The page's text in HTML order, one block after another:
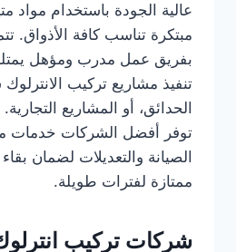
عالية الجودة باستخدام مواد
مبتكرة تناسب كافة الأذواق.
بفريق عمل مدرب ومؤهل
تنفيذ مشاريع تركيب الانترلوك
الحدائق، أو المشاريع
توفر أفضل الشركات خدمات ما
الصيانة والتعديلات لضمان بقاء
ممتازة لفترات طويلة.
شركات تركيب